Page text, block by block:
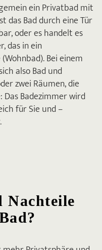
ein Privatbad mit
das Bad durch eine Tür
oder es handelt es
das in ein
Bei einem
also Bad und
zwei Räumen, die
Das Badezimmer wird
für Sie und –
Nachteile